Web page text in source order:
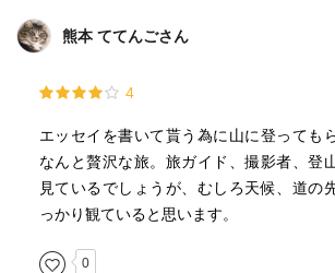
熊本 ててんごさん
4
エッセイを書いて貰う為に山に登っても
なんと贅沢な旅。旅ガイド、撮影者、登
見ているでしょうが、むしろ天候、道の
っかり観ていると思います。
0